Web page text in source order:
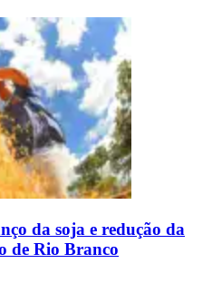
da soja e redução da
de Rio Branco